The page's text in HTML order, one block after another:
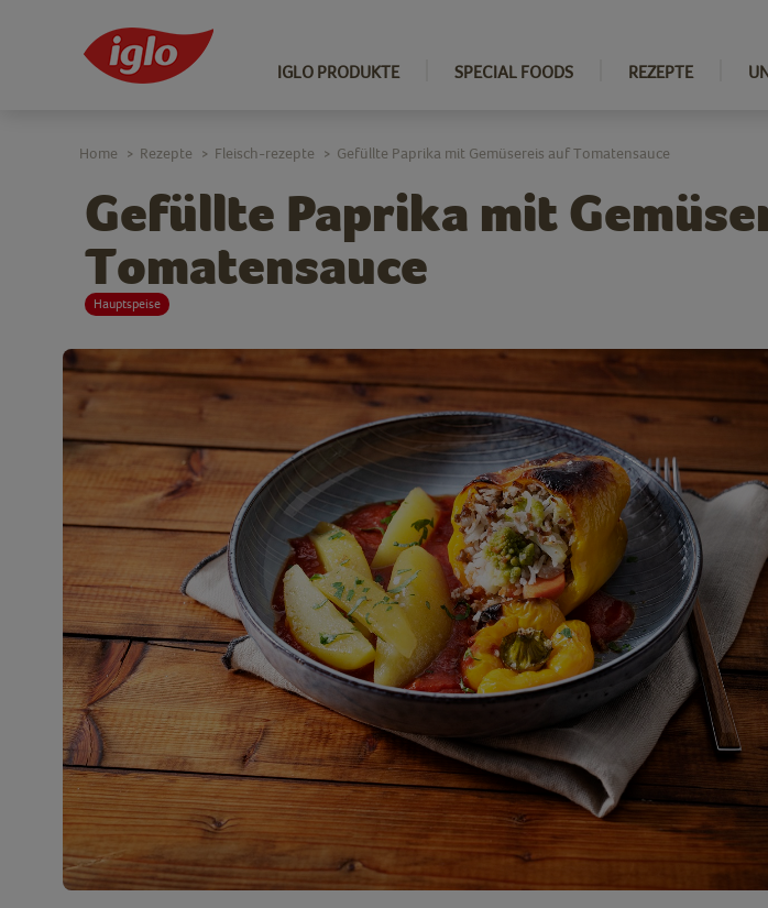
IGLO PRODUKTE SPECIAL FOODS REZEPTE
Gefüllte Paprika mit
Tomatensauce
Hauptspeise
Home > Rezepte > Fleisch-rezepte > Gefüllte Paprika mit Gemüsereis auf Tomatensauce